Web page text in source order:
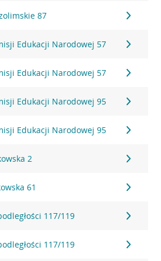
87
Edukacji Narodowej 57
Edukacji Narodowej 57
Edukacji Narodowej 95
Edukacji Narodowej 95
2
61
117/119
117/119